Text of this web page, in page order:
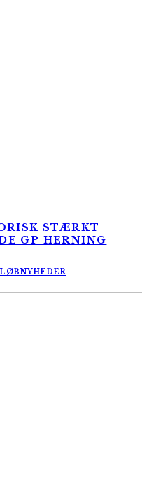
STÆRKT
GP HERNING
NYHEDER